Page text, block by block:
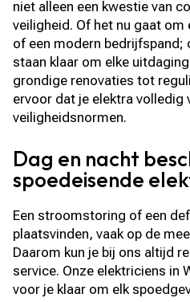
niet alleen een kwestie van
veiligheid. Of het nu gaat
of een modern bedrijfspand;
staan klaar om elke
grondige renovaties tot
ervoor dat je elektra volledig
veiligheidsnormen.
Dag en nacht
spoedeisende
Een stroomstoring of een
plaatsvinden, vaak op de
Daarom kun je bij ons altijd
service. Onze elektriciens in
voor je klaar om elk